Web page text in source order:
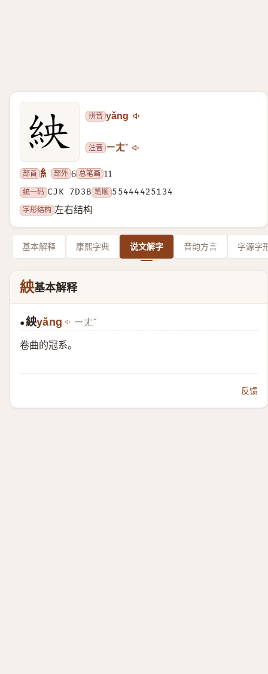
拼音 yǎng
注音 ㄧㄤˇ
部首 糹 部外 6 总笔画 11
统一码 CJK 7D3B 笔顺 55444425134
字形结构 左右结构
基本解释 康熙字典 说文解字 音韵方言 字源字
紻基本解释
●紻yǎng ㄧㄤˇ
卷曲的冠系。
反馈